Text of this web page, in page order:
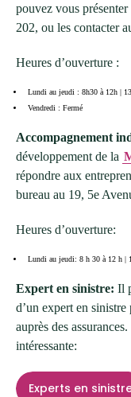
pouvez vous
202, ou les contacter
Heures d’ouverture :
Lundi au jeudi : 8h30 à 12h |
Vendredi : Fermé
Accompagnement
développement de la
répondre aux
bureau au 19, 5e
Heures d’ouverture:
Lundi au jeudi: 8 h 30 à 12 h |
Expert en sinistre: Il
d’un expert en
auprès des
intéressante:
Experts en